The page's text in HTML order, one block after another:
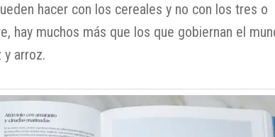
hacer con los cereales y no con los tres o
hay muchos más que los que gobiernan el
arroz.